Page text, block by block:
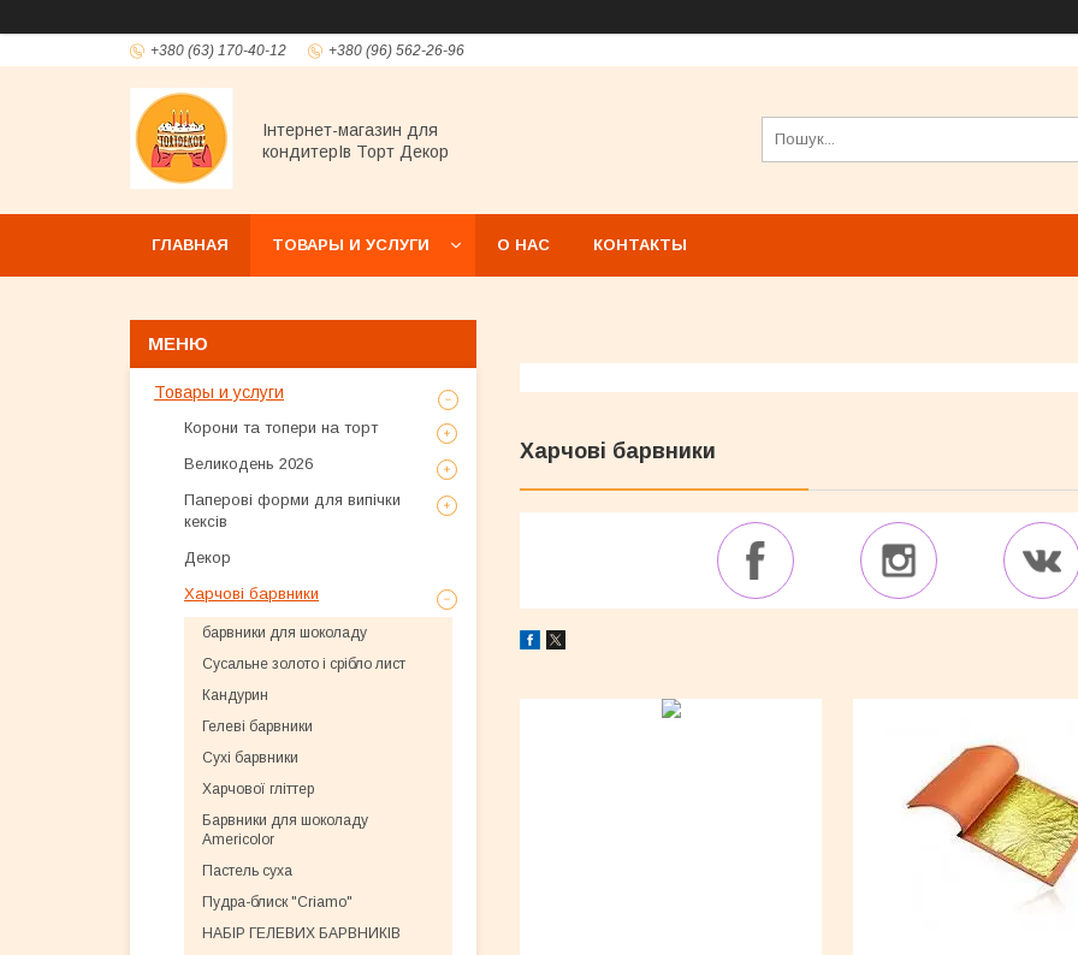
+380 (63) 170-40-12 +380 (96) 562-26-96
Інтернет-магазин для
кондитерІв Торт Декор
ГЛАВНАЯ ТОВАРЫ И УСЛУГИ О НАС КОНТАКТЫ
Харчові барвники
Товары и услуги
Корони та топери на торт
Великодень 2026
Паперові форми для випічки
кексів
Декор
Харчові барвники
барвники для шоколаду
Сусальне золото і срібло лист
Кандурин
Гелеві барвники
Сухі барвники
Харчової гліттер
Барвники для шоколаду
Americolor
Пастель суха
Пудра-блиск "Criamo"
НАБІР ГЕЛЕВИХ БАРВНИКІВ